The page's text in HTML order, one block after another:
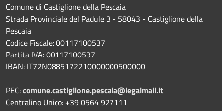
Comune di Castiglione della Pescaia
Strada Provinciale del Padule 3 - 58043 - Castiglione della
Pescaia
Codice Fiscale: 00117100537
Partita IVA: 00117100537
IBAN: IT72N0885172210000000500000
PEC:comune.castiglione.pescaia@legalmail.it
Centralino Unico: +39 0564 927111